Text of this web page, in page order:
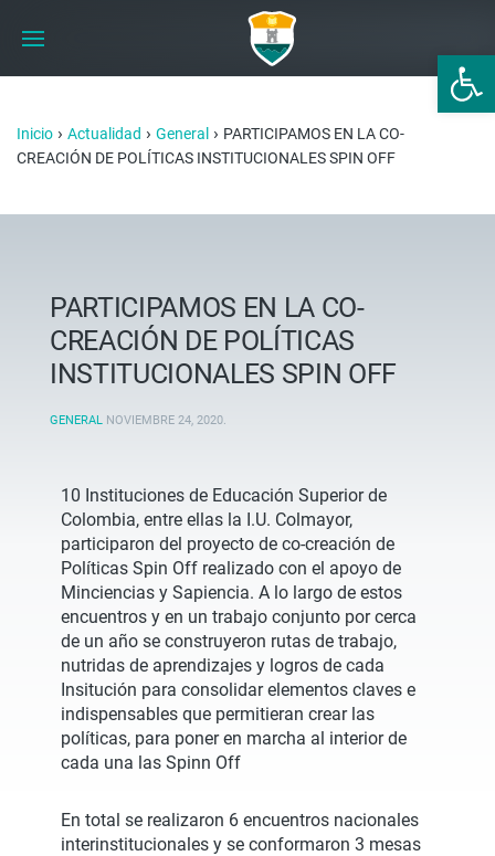
Abrir
Inicio › Actualidad › General › PARTICIPAMOS EN LA CO-
CREACIÓN DE POLÍTICAS INSTITUCIONALES SPIN OFF
PARTICIPAMOS EN LA CO-
CREACIÓN DE POLÍTICAS
INSTITUCIONALES SPIN OFF
GENERAL NOVIEMBRE 24, 2020.
10 Instituciones de Educación Superior de
Colombia, entre ellas la I.U. Colmayor,
participaron del proyecto de co-creación de
Políticas Spin Off realizado con el apoyo de
Minciencias y Sapiencia. A lo largo de estos
encuentros y en un trabajo conjunto por cerca
de un año se construyeron rutas de trabajo,
nutridas de aprendizajes y logros de cada
Insitución para consolidar elementos claves e
indispensables que permitieran crear las
políticas, para poner en marcha al interior de
cada una las Spinn Off
En total se realizaron 6 encuentros nacionales
interinstitucionales y se conformaron 3 mesas